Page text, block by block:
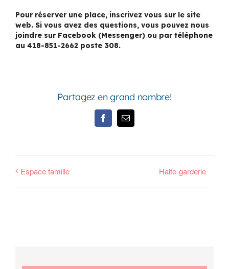
Pour réserver une place, inscrivez vous sur le site
web. Si vous avez des questions, vous pouvez nous
joindre sur Facebook (Messenger) ou par téléphone
au 418-851-2662 poste 308.
Partagez en grand nombre!
FacebookEmail
Espace famille Halte-garderie